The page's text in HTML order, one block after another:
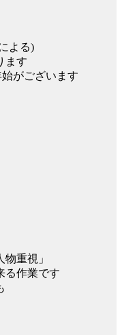
よる)
ます
がございます
重視」
る作業です